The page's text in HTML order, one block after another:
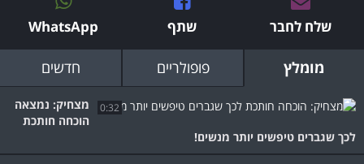
שלח לחבר שתף WhatsApp
מומלץ פופולריים חדשים
0:32
מצחיק: נמצאה
הוכחה חותכת
לכך שגברים טיפשים יותר מנשים!